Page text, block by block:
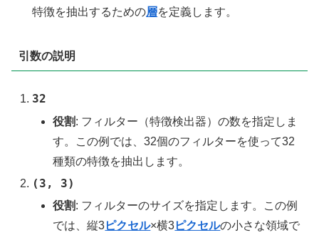
特徴を抽出するための層を定義します。
引数の説明
32
役割: フィルター（特徴検出器）の数を指定しま
す。この例では、32個のフィルターを使って32
種類の特徴を抽出します。
(3, 3)
役割: フィルターのサイズを指定します。この例
では、縦3ピクセル×横3ピクセルの小さな領域で